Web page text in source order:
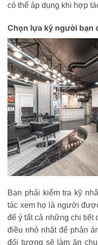
có thể áp dụng khi hợp
Chọn lựa kỹ người bạn
Bạn phải kiểm tra kỹ
tác xem họ là người
để ý tất cả những chi tiết
điều nhỏ nhặt để phản
đối tượng sẽ làm ăn